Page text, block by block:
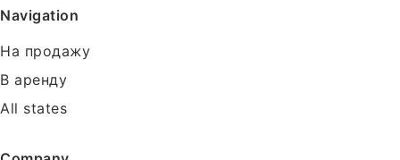
Navigation
На продажу
В аренду
All states